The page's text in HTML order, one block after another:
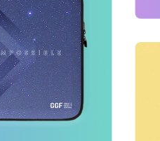
GGF 출품작 모
게시판